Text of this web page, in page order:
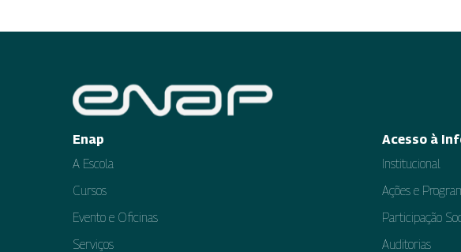
Enap
A Escola
Cursos
Evento e Oficinas
Serviços
Acesso à
Institucional
Ações e
Participação
Auditorias